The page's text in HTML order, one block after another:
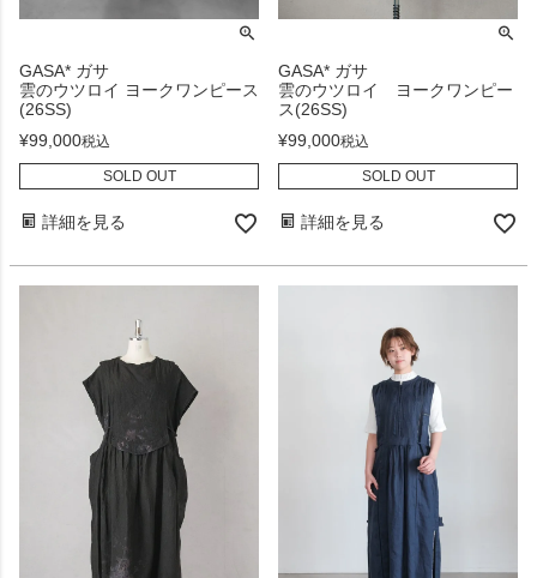
GASA* ガサ
雲のウツロイ ヨークワンピース
(26SS)
¥99,000税込
SOLD OUT
詳細を見る
GASA* ガサ
雲のウツロイ ヨークワンピー
ス(26SS)
¥99,000税込
SOLD OUT
詳細を見る